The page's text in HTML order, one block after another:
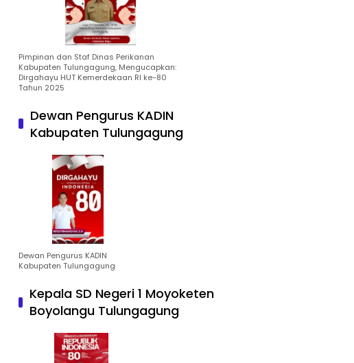
Pimpinan dan Staf Dinas Perikanan
Kabupaten Tulungagung, Mengucapkan:
Dirgahayu HUT Kemerdekaan RI ke-80
Tahun 2025
Dewan Pengurus KADIN
Kabupaten Tulungagung
Dewan Pengurus KADIN
Kabupaten Tulungagung
Kepala SD Negeri 1 Moyoketen
Boyolangu Tulungagung